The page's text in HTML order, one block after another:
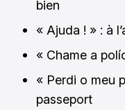
bien
« Ajuda ! » : à
« Chame a
« Perdi o meu
passeport